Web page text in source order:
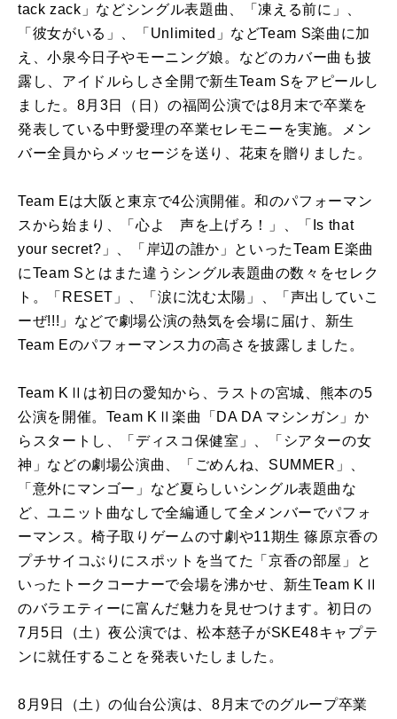
tack zack」などシングル表題曲、「凍える前に」、
「彼女がいる」、「Unlimited」などTeam S楽曲に加
え、小泉今日子やモーニング娘。などのカバー曲も披
露し、アイドルらしさ全開で新生Team Sをアピールし
ました。8月3日（日）の福岡公演では8月末で卒業を
発表している中野愛理の卒業セレモニーを実施。メン
バー全員からメッセージを送り、花束を贈りました。
Team Eは大阪と東京で4公演開催。和のパフォーマン
スから始まり、「心よ 声を上げろ！」、「Is that
your secret?」、「岸辺の誰か」といったTeam E楽曲
にTeam Sとはまた違うシングル表題曲の数々をセレク
ト。「RESET」、「涙に沈む太陽」、「声出していこ
ーぜ!!!」などで劇場公演の熱気を会場に届け、新生
Team Eのパフォーマンス力の高さを披露しました。
Team KⅡは初日の愛知から、ラストの宮城、熊本の5
公演を開催。Team KⅡ楽曲「DA DA マシンガン」か
らスタートし、「ディスコ保健室」、「シアターの女
神」などの劇場公演曲、「ごめんね、SUMMER」、
「意外にマンゴー」など夏らしいシングル表題曲な
ど、ユニット曲なしで全編通して全メンバーでパフォ
ーマンス。椅子取りゲームの寸劇や11期生 篠原京香の
プチサイコぶりにスポットを当てた「京香の部屋」と
いったトークコーナーで会場を沸かせ、新生Team KⅡ
のバラエティーに富んだ魅力を見せつけます。初日の
7月5日（土）夜公演では、松本慈子がSKE48キャプテ
ンに就任することを発表いたしました。
8月9日（土）の仙台公演は、8月末でのグループ卒業